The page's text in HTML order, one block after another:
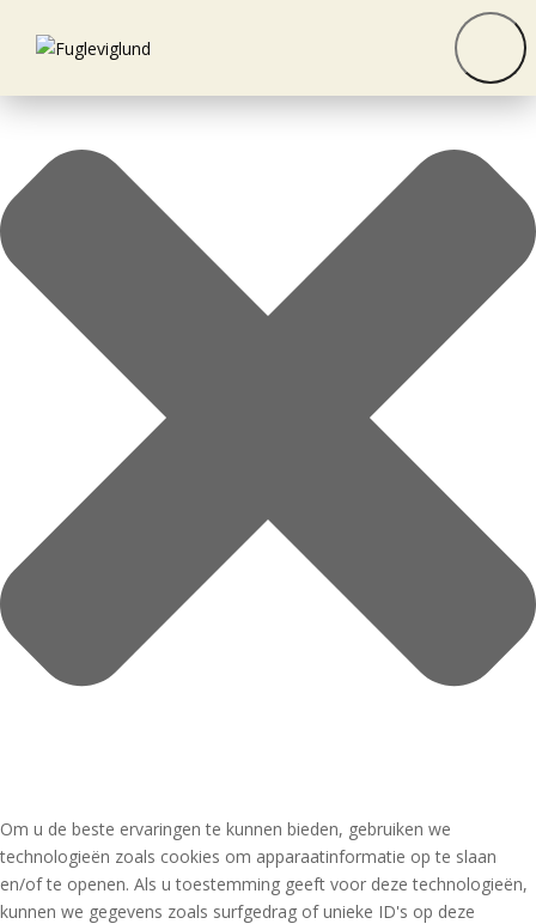
Om u de beste ervaringen te kunnen bieden, gebruiken we
technologieën zoals cookies om apparaatinformatie op te slaan
en/of te openen. Als u toestemming geeft voor deze technologieën,
kunnen we gegevens zoals surfgedrag of unieke ID's op deze